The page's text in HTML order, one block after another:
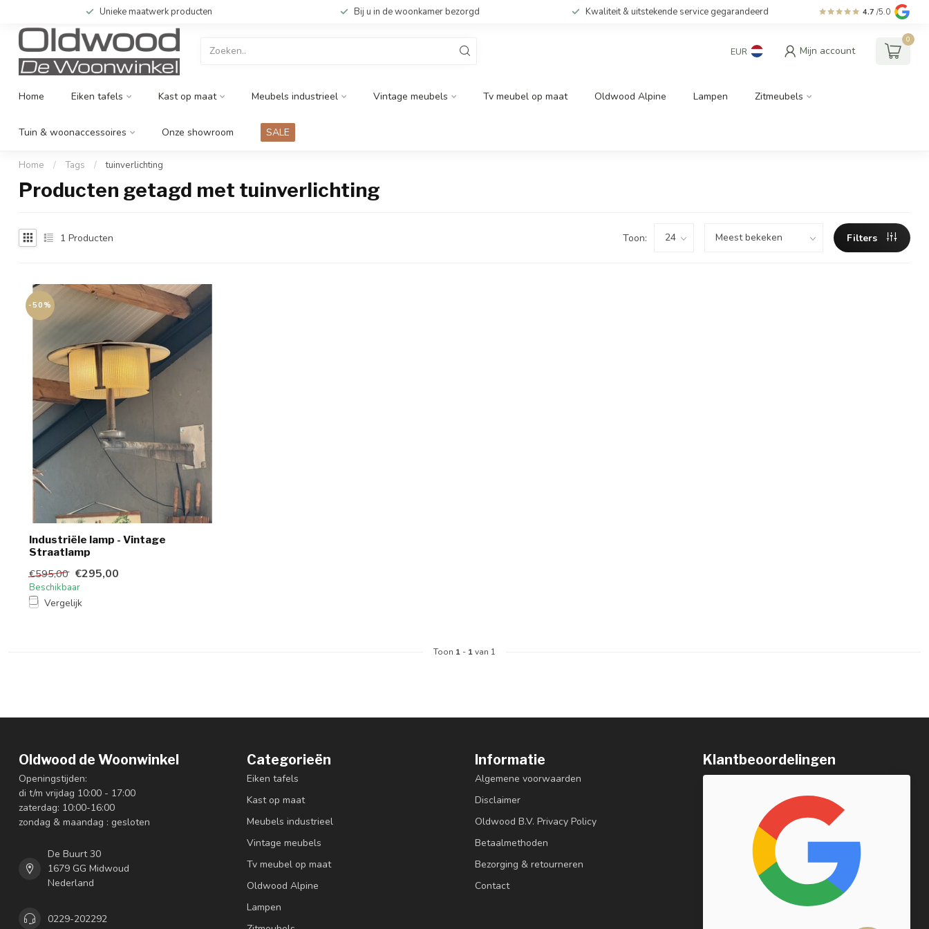
Unieke maatwerk producten Bij u in de woonkamer bezorgd Kwaliteit & uitstekende service gegarandeerd 4.7 /5.0
EUR Mijn account
0
Home Eiken tafels Kast op maat Meubels industrieel Vintage meubels Tv meubel op maat Oldwood Alpine Lampen Zitmeubels
Tuin & woonaccessoires Onze showroom SALE
Home / Tags / tuinverlichting
Producten getagd met tuinverlichting
1 Producten Toon: Filters
-50%
Industriële lamp - Vintage
Straatlamp
€595,00 €295,00
Beschikbaar
Vergelijk
Toon 1 - 1van 1
Oldwood de Woonwinkel
Openingstijden:
di t/m vrijdag 10:00 - 17:00
zaterdag: 10:00-16:00
zondag & maandag : gesloten
De Buurt 30
1679 GG Midwoud
Nederland
0229-202292
Categorieën
Eiken tafels
Kast op maat
Meubels industrieel
Vintage meubels
Tv meubel op maat
Oldwood Alpine
Lampen
Informatie
Algemene voorwaarden
Disclaimer
Oldwood B.V. Privacy Policy
Betaalmethoden
Bezorging & retourneren
Contact
Klantbeoordelingen